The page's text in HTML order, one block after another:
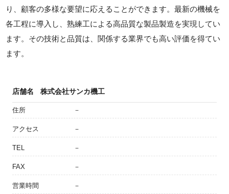
り、顧客の多様な要望に応えることができます。最新の機械を
各工程に導入し、熟練工による高品質な製品製造を実現してい
ます。その技術と品質は、関係する業界でも高い評価を得てい
ます。
店舗名 株式会社サンカ機工
住所 －
アクセス －
TEL －
FAX －
営業時間 －